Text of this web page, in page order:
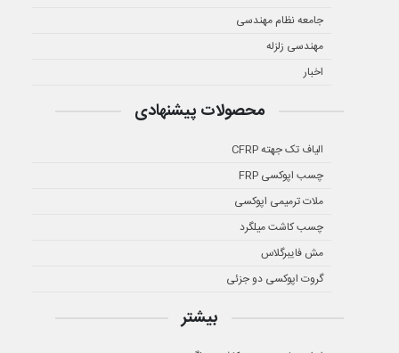
جامعه نظام مهندسی
مهندسی زلزله
اخبار
محصولات پیشنهادی
الیاف تک جهته CFRP
چسب اپوکسی FRP
ملات ترمیمی اپوکسی
چسب کاشت میلگرد
مش فایبرگلاس
گروت اپوکسی دو جزئی
بیشتر